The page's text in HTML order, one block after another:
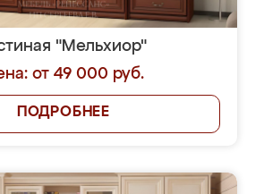
"Мельхиор"
от 49 000 руб.
ПОДРОБНЕЕ